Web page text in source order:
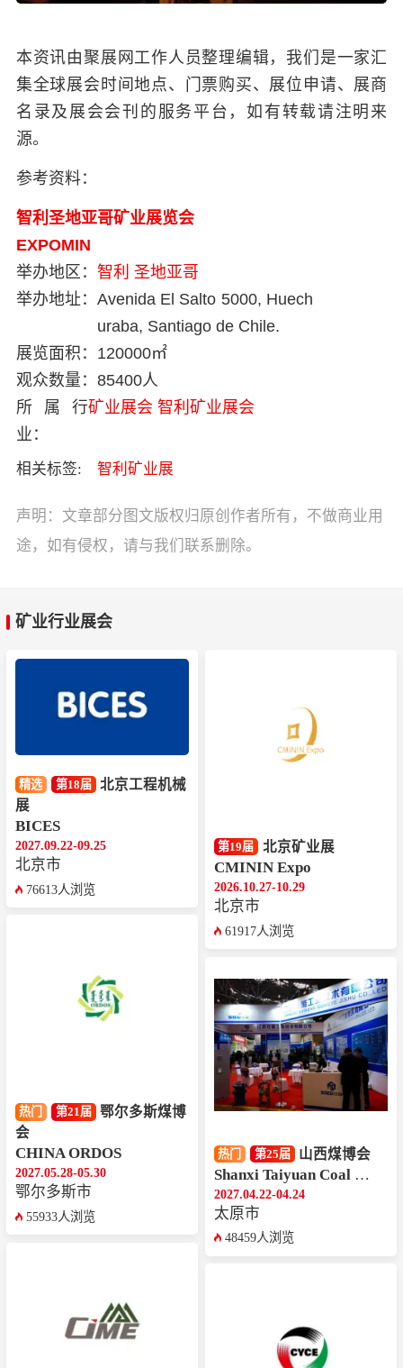
本资讯由聚展网工作人员整理编辑，我们是一家汇
集全球展会时间地点、门票购买、展位申请、展商
名录及展会会刊的服务平台，如有转载请注明来
源。
参考资料：
智利圣地亚哥矿业展览会
EXPOMIN
举办地区： 智利 圣地亚哥
举办地址： Avenida El Salto 5000, Huech
uraba, Santiago de Chile.
展览面积： 120000㎡
观众数量： 85400人
所属行
业：
矿业展会 智利矿业展会
相关标签: 智利矿业展
声明：文章部分图文版权归原创作者所有，不做商业用
途，如有侵权，请与我们联系删除。
矿业行业展会
精选 第18届
北京工程机械
展
BICES
2027.09.22-09.25
北京市
76613人浏览
热门 第21届
鄂尔多斯煤博
会
CHINA ORDOS
2027.05.28-05.30
鄂尔多斯市
55933人浏览
第19届 北京矿业展
CMININ Expo
2026.10.27-10.29
北京市
61917人浏览
热门 第25届 山西煤博会
Shanxi Taiyuan Coal Industry Exhibition
2027.04.22-04.24
太原市
48459人浏览